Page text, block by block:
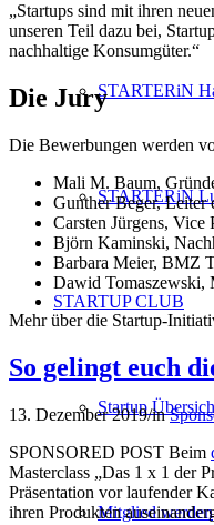
STARTERiN
STARTERiN
STARTUP CLUB
Startup
Mitglied werden
„Startups sind mit ihren
unseren Teil dazu bei,
nachhaltige Konsumgüter.“
Die Jury
Die Bewerbungen werden
Mali M. Baum,
Gunther Beger,
Carsten Jürgens,
Björn Kaminski,
Barbara Meier, BMZ
Dawid Tomaszewski,
Mehr über die Startup-
So gelingt euch
13. Dezember 2019/in
SPONSORED POST Beim
Masterclass „Das 1 x 1 der
Präsentation vor laufender
ihren Produkten